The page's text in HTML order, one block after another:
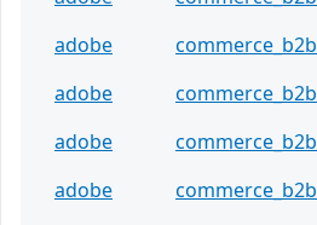
adobe
commerce_b2b
adobe
commerce_b2b
adobe
commerce_b2b
adobe
commerce_b2b